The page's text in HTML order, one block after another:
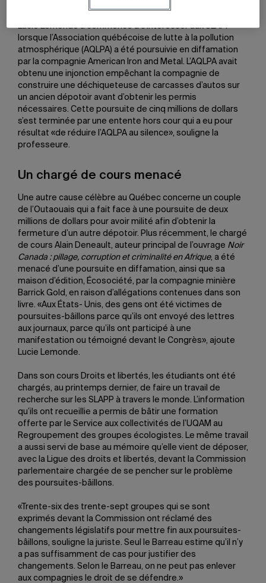
Lucie Lemonde a commencé à s’intéresser aux SLAPP
lorsque l’Association québécoise de lutte à la pollution
atmosphérique (AQLPA) a été poursuivie en diffamation
par la compagnie American Iron and Metal. L’AQLPA avait
obtenu une injonction empêchant la compagnie de
construire une déchiqueteuse de carcasses d’autos sur
un ancien dépotoir avant d’obtenir les permis
nécessaires. Cette poursuite de cinq millions de dollars
s’est terminée par une entente hors cour qui a eu pour
résultat «de réduire l’AQLPA au silence», souligne la
professeure.
Un chargé de cours menacé
Une autre cause célèbre au Québec concerne un couple
de l’Outaouais qui a fait face à une poursuite de deux
millions de dollars pour avoir milité afin d’obtenir la
fermeture d’un autre dépotoir. Plus récemment, le chargé
de cours Alain Deneault, auteur principal de l’ouvrage Noir
Canada : pillage, corruption et criminalité en Afrique, a été
menacé d’une poursuite en diffamation, ainsi que sa
maison d’édition, Écosociété, par la compagnie minière
Barrick Gold, en raison d’allégations contenues dans son
livre. «Aux États- Unis, des gens ont été victimes de
poursuites-bâillons parce qu’ils ont envoyé des lettres
aux journaux, parce qu’ils ont participé à une
manifestation ou témoigné devant le Congrès», ajoute
Lucie Lemonde.
Dans son cours Droits et libertés, les étudiants ont été
chargés, au printemps dernier, de faire un travail de
recherche sur les SLAPP à travers le monde. L’information
qu’ils ont recueillie a permis de bâtir une formation
offerte par le Service aux collectivités de l’UQAM au
Regroupement des groupes écologistes. Le même travail
a aussi servi de base au mémoire qu’elle vient de déposer,
avec la Ligue des droits et libertés, devant la Commission
parlementaire chargée de se pencher sur le problème
des poursuites-bâillons.
«Trente-six des trente-sept groupes qui se sont
exprimés devant la Commission ont réclamé des
changements législatifs pour mettre fin aux poursuites-
bâillons, souligne la juriste. Seul le Barreau estime qu’il n’y
a pas suffisamment de cas pour justifier des
changements. Selon le Barreau, on ne peut pas enlever
aux compagnies le droit de se défendre.»